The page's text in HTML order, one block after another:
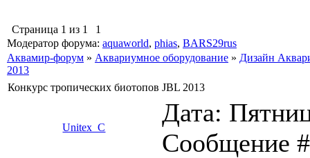
Страница 1 из 1
1
Модератор форума: aquaworld, phias, BARS29rus
Аквамир-форум » Аквариумное оборудование » Дизайн
2013
Конкурс тропических биотопов JBL 2013
Unitex_C
Дата:
Сообщение